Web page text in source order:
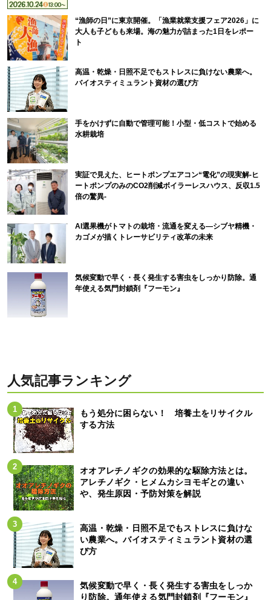
“漁師の日”に東京開催。「漁業就業支援フェア2026」に
大人も子どもも来場。海の魅力が詰まった1日をレポー
ト
高温・乾燥・日照不足でもストレスに負けない農業へ。
バイオスティミュラント資材の選び方
手をかけずに自動で管理可能！小型・低コストで始める
水耕栽培
実証で見えた、ヒートポンプエアコン“電化”の現実解-ヒ
ートポンプのみのCO2削減ボイラーレスハウス、反収1.5
倍の驚異-
AI選果機がトマトの栽培・流通を変える―シブヤ精機・
カゴメが描くトレーサビリティ改革の未来
気候変動で早く・長く発生する害虫をしっかり防除。通
年使える気門封鎖剤『フーモン』
人気記事ランキング
もう処分に困らない！ 培養土をリサイクル
する方法
オオアレチノギクの効果的な駆除方法とは。
アレチノギク・ヒメムカシヨモギとの違い
や、発生原因・予防対策を解説
高温・乾燥・日照不足でもストレスに負けな
い農業へ。バイオスティミュラント資材の選
び方
気候変動で早く・長く発生する害虫をしっか
り防除。通年使える気門封鎖剤『フーモン』